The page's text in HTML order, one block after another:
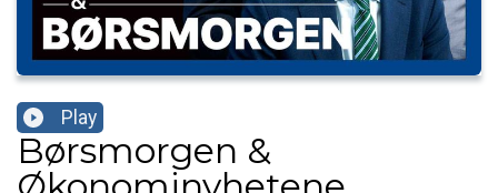
Play
Børsmorgen &